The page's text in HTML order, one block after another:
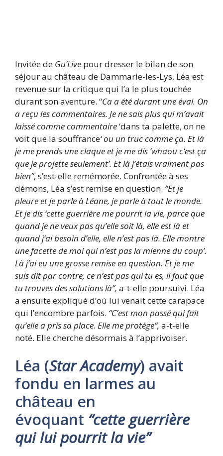
Invitée de Gu’Live pour dresser le bilan de son
séjour au château de Dammarie-les-Lys, Léa est
revenue sur la critique qui l’a le plus touchée
durant son aventure. “Ca a été durant une éval. On
a reçu les commentaires. Je ne sais plus qui m’avait
laissé comme commentaire‘dans ta palette, on ne
voit que la souffrance‘ ou un truc comme ça. Et là
je me prends une claque et je me dis ‘whaou c’est ça
que je projette seulement’. Et là j’étais vraiment pas
bien”, s’est-elle remémorée. Confrontée à ses
démons, Léa s’est remise en question. “Et je
pleure et je parle à Léane, je parle à tout le monde.
Et je dis ‘cette guerrière me pourrit la vie, parce que
quand je ne veux pas qu’elle soit là, elle est là et
quand j’ai besoin d’elle, elle n’est pas là. Elle montre
une facette de moi qui n’est pas la mienne du coup’.
Là j’ai eu une grosse remise en question. Et je me
suis dit par contre, ce n’est pas qui tu es, il faut que
tu trouves des solutions là”, a-t-elle poursuivi. Léa
a ensuite expliqué d’où lui venait cette carapace
qui l’encombre parfois. “C’est mon passé qui fait
qu’elle a pris sa place. Elle me protège”, a-t-elle
noté. Elle cherche désormais à l’apprivoiser.
Léa (Star Academy) avait
fondu en larmes au
château en
évoquant “cette guerrière
qui lui pourrit la vie”